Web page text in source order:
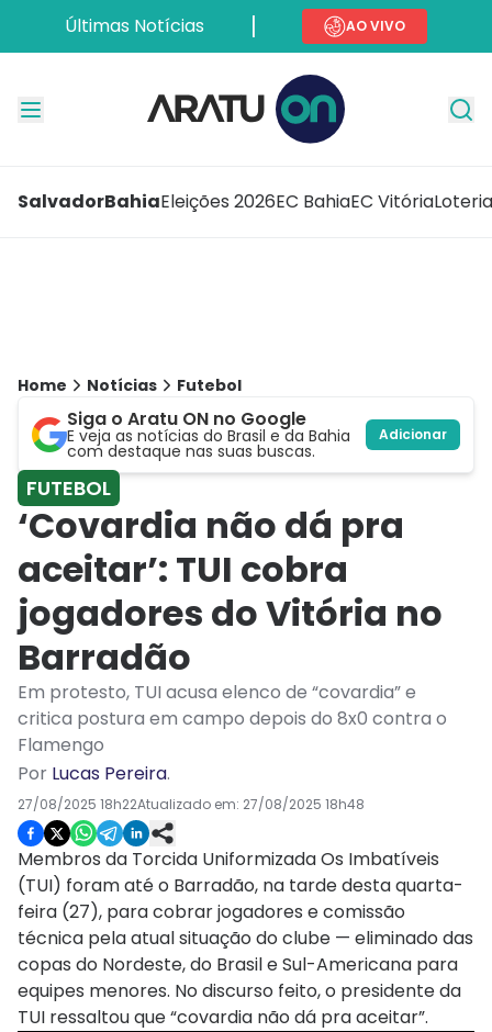
Últimas Notícias AO VIVO
SalvadorBahiaEleições 2026EC BahiaEC Vitória
Home Notícias Futebol
Siga o Aratu ON no Google
E veja as notícias do Brasil e da Bahia
com destaque nas suas buscas.
Adicionar
FUTEBOL
‘Covardia não dá pra
aceitar’: TUI cobra
jogadores do Vitória no
Barradão
Em protesto, TUI acusa elenco de “covardia” e
critica postura em campo depois do 8x0 contra o
Flamengo
Por Lucas Pereira.
27/08/2025 18h22Atualizado em: 27/08/2025 18h48
Membros da Torcida Uniformizada Os Imbatíveis
(TUI) foram até o Barradão, na tarde desta quarta-
feira (27), para cobrar jogadores e comissão
técnica pela atual situação do clube — eliminado das
copas do Nordeste, do Brasil e Sul-Americana para
equipes menores. No discurso feito, o presidente da
TUI ressaltou que “covardia não dá pra aceitar”.